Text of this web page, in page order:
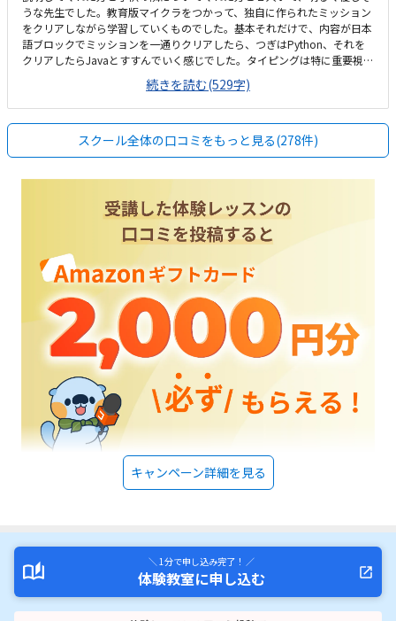
うな先生でした。教育版マイクラをつかって、独自に作られたミッション
をクリアしながら学習していくものでした。基本それだけで、内容が日本
語ブロックでミッションを一通りクリアしたら、つぎはPython、それを
クリアしたらJavaとすすんでいく感じでした。タイピングは特に重要視し
ておらず、もし、Pythonに進むにあたって、個人的に必要を感じたら入れ
るようでした。うちからは近いので個人的にら利便性がよいが、電車で通
う方は微妙な場所かなと思います。わかりやすくもない場所ですが、やや
こしい場所でもなく、駐車場はあるので車で通う方はよいと思います。外
見は古い感じですが、内装や椅子、机などの設備はおそらく新しく、キレ
イでシンプルです。お休みの振り替え対応可能な所と、通う回数によって
振り替えもできなかった時に、月謝の金額引いてくれる所が良心的で嬉し
いと思いました。若くて優しい女の先生が隣について、優しく声かけてく
れたり、褒めてくれたりが嬉しくて楽しかったみたいです。
続きを読む(529字)
スクール全体の口コミをもっと見る(278件)
キャンペーン詳細を見る
＼ 1分で申し込み完了！ ／
体験教室に申し込む